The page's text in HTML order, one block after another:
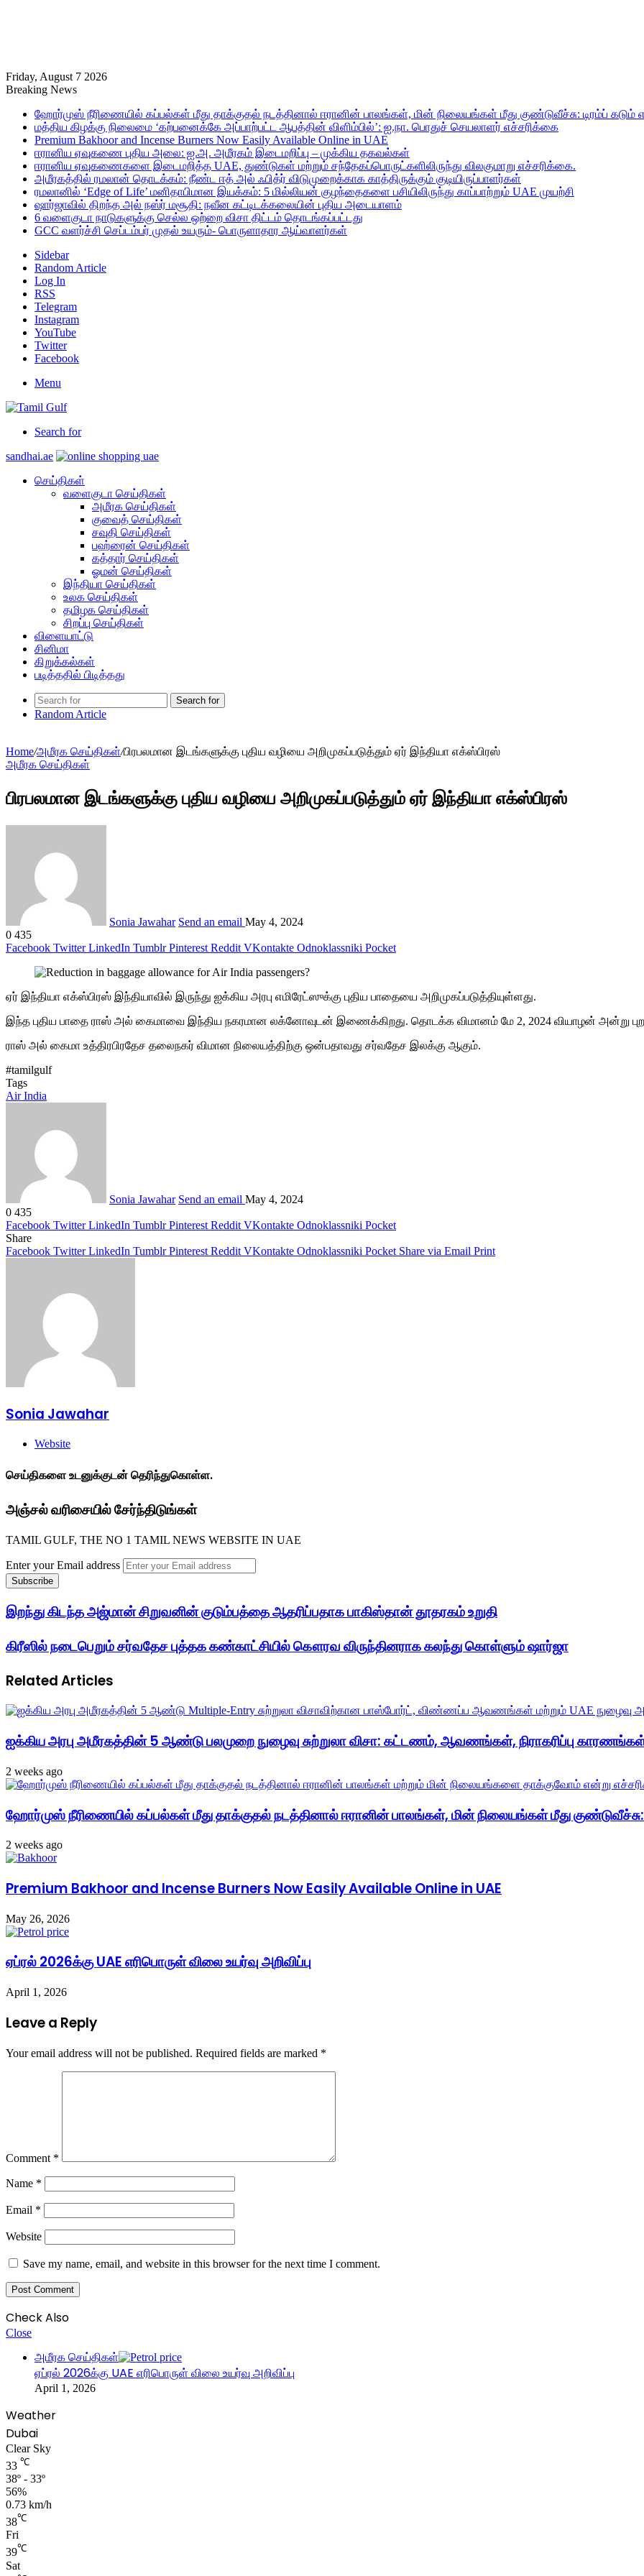
Friday, August 7 2026
Breaking News
ஹோர்முஸ் நீரிணையில் கப்பல்கள் மீது தாக்குதல் நடத்தினால் ஈரானின் பாலங்கள், மின் நிலையங்கள் மீது குண்டுவீச்சு: டிரம்ப் கடும்
மத்திய கிழக்கு நிலைமை ‘கற்பனைக்கே அப்பாற்பட்ட ஆபத்தின் விளிம்பில்’: ஐ.நா. பொதுச் செயலாளர் எச்சரிக்கை
Premium Bakhoor and Incense Burners Now Easily Available Online in UAE
ஈரானிய ஏவுகணை புதிய அலை: ஐ.அ. அமீரகம் இடைமறிப்பு – முக்கிய தகவல்கள்
ஈரானிய ஏவுகணைகளை இடைமறித்த UAE, துண்டுகள் மற்றும் சந்தேகப்பொருட்களிலிருந்து விலகுமாறு எச்சரிக்கை.
அமீரகத்தில் ரமலான் தொடக்கம்: நீண்ட ஈத் அல் ஃபித்ர் விடுமுறைக்காக காத்திருக்கும் குடியிருப்பாளர்கள்
ரமலானில் ‘Edge of Life’ மனிதாபிமான இயக்கம்: 5 மில்லியன் குழந்தைகளை பசியிலிருந்து காப்பாற்றும் UAE முயற்சி
ஷார்ஜாவில் திறந்த அல் நஸ்ர் மசூதி: நவீன கட்டிடக்கலையின் புதிய அடையாளம்
6 வளைகுடா நாடுகளுக்கு செல்ல ஒற்றை விசா திட்டம் தொடங்கப்பட்டது
GCC வளர்ச்சி செப்டம்பர் முதல் உயரும்- பொருளாதார ஆய்வாளர்கள்
Sidebar
Random Article
Log In
RSS
Telegram
Instagram
YouTube
Twitter
Facebook
Menu
Search for
sandhai.ae
செய்திகள்
வளைகுடா செய்திகள்
அமீரக செய்திகள்
குவைத் செய்திகள்
சவுதி செய்திகள்
பஹ்ரைன் செய்திகள்
கத்தார் செய்திகள்
ஓமன் செய்திகள்
இந்தியா செய்திகள்
உலக செய்திகள்
தமிழக செய்திகள்
சிறப்பு செய்திகள்
விளையாட்டு
சினிமா
கிறுக்கல்கள்
படித்ததில் பிடித்தது
Search for
Random Article
Home/அமீரக செய்திகள்/பிரபலமான இடங்களுக்கு புதிய வழியை அறிமுகப்படுத்தும் ஏர் இந்தியா எக்ஸ்பிரஸ்
அமீரக செய்திகள்
பிரபலமான இடங்களுக்கு புதிய வழியை அறிமுகப்படுத்தும் ஏர் இந்தியா எக்ஸ்பிரஸ்
Sonia Jawahar Send an email May 4, 2024
0 435
Facebook Twitter LinkedIn Tumblr Pinterest Reddit VKontakte Odnoklassniki Pocket
ஏர் இந்தியா எக்ஸ்பிரஸ் இந்தியாவில் இருந்து ஐக்கிய அரபு எமிரேட்ஸுக்கு புதிய பாதையை அறிமுகப்படுத்தியுள்ளது.
இந்த புதிய பாதை ராஸ் அல் கைமாவை இந்திய நகரமான லக்னோவுடன் இணைக்கிறது. தொடக்க விமானம் மே 2, 2024 வியாழன் அன்று
ராஸ் அல் கைமா உத்திரபிரதேச தலைநகர் விமான நிலையத்திற்கு ஒன்பதாவது சர்வதேச இலக்கு ஆகும்.
#tamilgulf
Tags
Air India
Sonia Jawahar Send an email May 4, 2024
0 435
Facebook Twitter LinkedIn Tumblr Pinterest Reddit VKontakte Odnoklassniki Pocket
Share
Facebook Twitter LinkedIn Tumblr Pinterest Reddit VKontakte Odnoklassniki Pocket Share via Email Print
Sonia Jawahar
Website
செய்திகளை உடனுக்குடன் தெரிந்துகொள்ள.
அஞ்சல் வரிசையில் சேர்ந்திடுங்கள்
TAMIL GULF, THE NO 1 TAMIL NEWS WEBSITE IN UAE
Enter your Email address
இறந்து கிடந்த அஜ்மான் சிறுவனின் குடும்பத்தை ஆதரிப்பதாக பாகிஸ்தான் தூதரகம் உறுதி
கிரீஸில் நடைபெறும் சர்வதேச புத்தக கண்காட்சியில் கௌரவ விருந்தினராக கலந்து கொள்ளும் ஷார்ஜா
Related Articles
ஐக்கிய அரபு அமீரகத்தின் 5 ஆண்டு பலமுறை நுழைவு சுற்றுலா விசா: கட்டணம், ஆவணங்கள், நிராகரிப்பு
2 weeks ago
ஹோர்முஸ் நீரிணையில் கப்பல்கள் மீது தாக்குதல் நடத்தினால் ஈரானின் பாலங்கள், மின் நிலையங்கள் மீது குண்டுவீச்சு:
2 weeks ago
Premium Bakhoor and Incense Burners Now Easily Available Online in UAE
May 26, 2026
ஏப்ரல் 2026க்கு UAE எரிபொருள் விலை உயர்வு அறிவிப்பு
April 1, 2026
Leave a Reply
Your email address will not be published. Required fields are marked *
Comment *
Name *
Email *
Website
Save my name, email, and website in this browser for the next time I comment.
Check Also
Close
அமீரக செய்திகள்
ஏப்ரல் 2026க்கு UAE எரிபொருள் விலை உயர்வு அறிவிப்பு
April 1, 2026
Weather
Dubai
Clear Sky
33 ℃
38º - 33º
56%
0.73 km/h
38℃
Fri
39℃
Sat